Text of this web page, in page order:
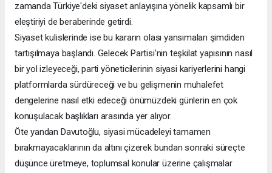
zamanda Türkiye'deki siyaset anlayışına yönelik kapsamlı bir
eleştiriyi de beraberinde getirdi.
Siyaset kulislerinde ise bu kararın olası yansımaları şimdiden
tartışılmaya başlandı. Gelecek Partisi'nin teşkilat yapısının nasıl
bir yol izleyeceği, parti yöneticilerinin siyasi kariyerlerini hangi
platformlarda sürdüreceği ve bu gelişmenin muhalefet
dengelerine nasıl etki edeceği önümüzdeki günlerin en çok
konuşulacak başlıkları arasında yer alıyor.
Öte yandan Davutoğlu, siyasi mücadeleyi tamamen
bırakmayacaklarının da altını çizerek bundan sonraki süreçte
düşünce üretmeye, toplumsal konular üzerine çalışmalar